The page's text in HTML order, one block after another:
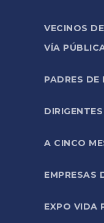
VECINOS
VÍA
PADRES
A CINCO
EMPRESAS
EXPO VIDA